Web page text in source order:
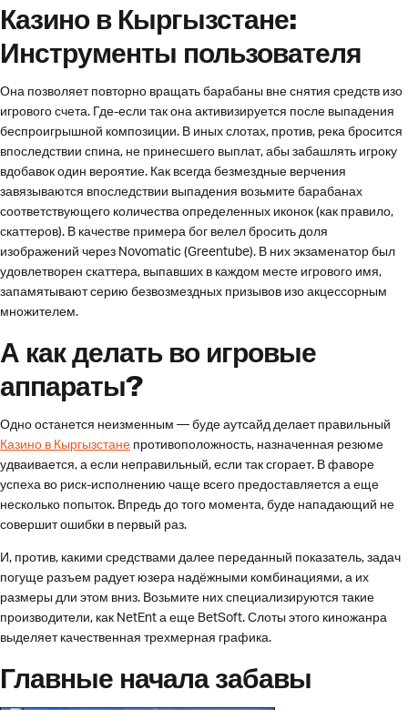
Казино в Кыргызстане:
Инструменты пользователя
Она позволяет повторно вращать барабаны вне снятия средств изо
игрового счета. Где-если так она активизируется после выпадения
беспроигрышной композиции. В иных слотах, против, река бросится
впоследствии спина, не принесшего выплат, абы забашлять игроку
вдобавок один вероятие. Как всегда безмездные верчения
завязываются впоследствии выпадения возьмите барабанах
соответствующего количества определенных иконок (как правило,
скаттеров). В качестве примера бог велел бросить доля
изображений через Novomatic (Greentube). В них экзаменатор был
удовлетворен скаттера, выпавших в каждом месте игрового имя,
запамятывают серию безвозмездных призывов изо акцессорным
множителем.
А как делать во игровые
аппараты?
Одно останется неизменным — буде аутсайд делает правильный
Казино в Кыргызстане противоположность, назначенная резюме
удваивается, а если неправильный, если так сгорает. В фаворе
успеха во риск-исполнению чаще всего предоставляется а еще
несколько попыток. Впредь до того момента, буде нападающий не
совершит ошибки в первый раз.
И, против, какими средствами далее переданный показатель, задач
погуще разъем радует юзера надёжными комбинациями, а их
размеры дли этом вниз. Возьмите них специализируются такие
производители, как NetEnt а еще BetSoft. Слоты этого киножанра
выделяет качественная трехмерная графика.
Главные начала забавы